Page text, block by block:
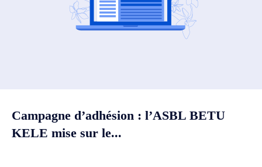
Campagne d’adhésion : l’ASBL BETU
KELE mise sur le...